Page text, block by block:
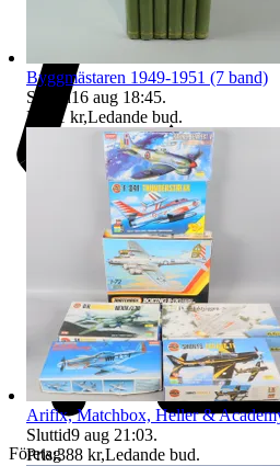
Företag
Byggmästaren 1949-1951 (7 band)
Sluttid16 aug 18:45.
Pris:
1 kr,Ledande bud.
Arifix, Matchbox, Heller &
Sluttid9 aug 21:03.
Pris:388 kr,Ledande bud.